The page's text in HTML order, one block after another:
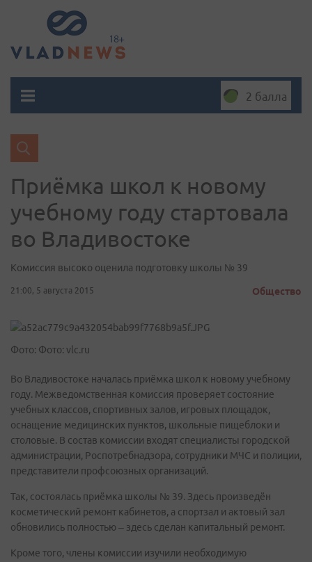
2 балла
Приёмка школ к новому
учебному году стартовала
во Владивостоке
Комиссия высоко оценила подготовку школы № 39
21:00, 5 августа 2015 Общество
Фото: Фото: vlc.ru
Во Владивостоке началась приёмка школ к новому учебному
году. Межведомственная комиссия проверяет состояние
учебных классов, спортивных залов, игровых площадок,
оснащение медицинских пунктов, школьные пищеблоки и
столовые. В состав комиссии входят специалисты городской
администрации, Роспотребнадзора, сотрудники МЧС и полиции,
представители профсоюзных организаций.
Так, состоялась приёмка школы № 39. Здесь произведён
косметический ремонт кабинетов, а спортзал и актовый зал
обновились полностью – здесь сделан капитальный ремонт.
Кроме того, члены комиссии изучили необходимую